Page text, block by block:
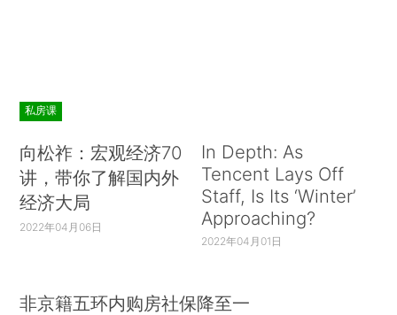
私房课
向松祚：宏观经济70
讲，带你了解国内外
经济大局
2022年04月06日
In Depth: As
Tencent Lays Off
Staff, Is Its ‘Winter’
Approaching?
2022年04月01日
非京籍五环内购房社保降至一